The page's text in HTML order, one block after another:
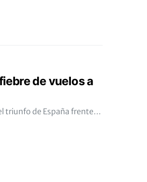
de vuelos a
triunfo de España frente…